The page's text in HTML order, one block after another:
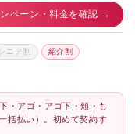
ペーン・料金を確認 →
シニア割 紹介割
・アゴ・アゴ下・頬・も
括払い）。初めて契約す